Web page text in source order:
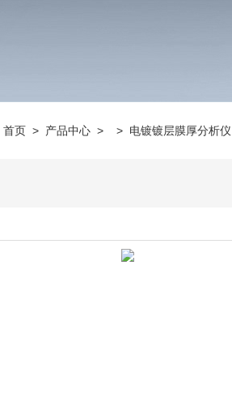
首页 > 产品中心 > > 电镀镀层膜厚分析仪